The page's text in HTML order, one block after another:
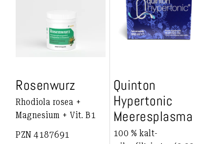
Rosenwurz
Rhodiola rosea +
Magnesium + Vit. B1
PZN 4187691
Quinton
Hypertonic
Meeresplasma
100 % kalt-